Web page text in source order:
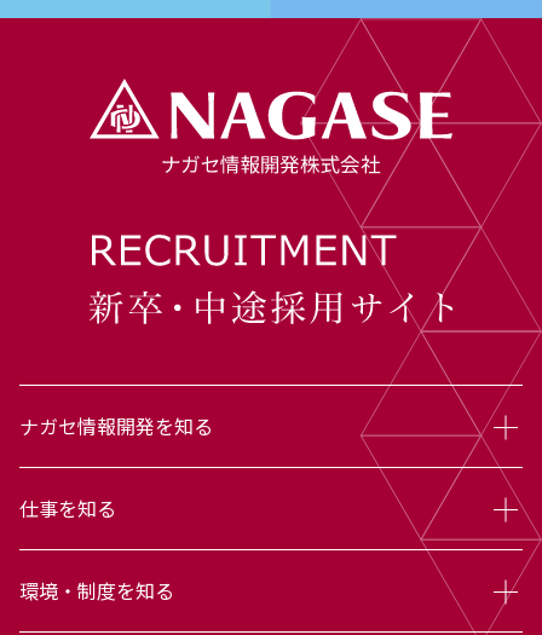
ナガセ情報開発を知る
仕事を知る
環境・制度を知る